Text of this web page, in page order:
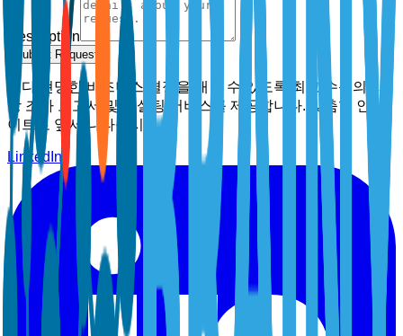
Description
Submit Request
보다 현명한 비즈니스 결정을 내릴 수 있도록 최고 수준의 시
장 조사 보고서 및 컨설팅 서비스를 제공합니다. 맞춤형 인사
이트로 앞서 나타십시오.
LinkedIn